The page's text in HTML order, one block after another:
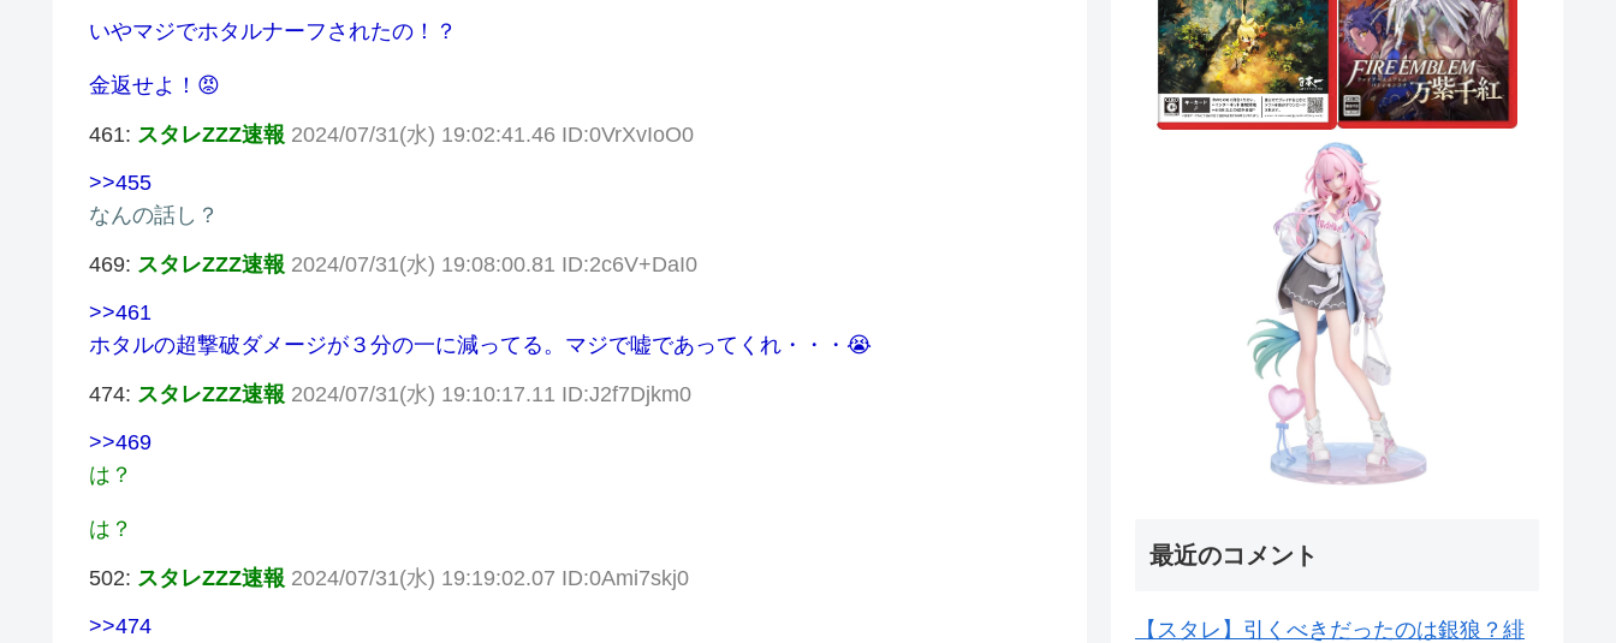
いやマジでホタルナーフされたの！？
金返せよ！😡
461: スタレZZZ速報 2024/07/31(水) 19:02:41.46 ID:0VrXvIoO0
>>455
なんの話し？
469: スタレZZZ速報 2024/07/31(水) 19:08:00.81 ID:2c6V+DaI0
>>461
ホタルの超撃破ダメージが３分の一に減ってる。マジで嘘であってくれ・・・😭
474: スタレZZZ速報 2024/07/31(水) 19:10:17.11 ID:J2f7Djkm0
>>469
は？
は？
502: スタレZZZ速報 2024/07/31(水) 19:19:02.07 ID:0Ami7skj0
>>474
最近のコメント
【スタレ】引くべきだったのは銀狼？緋